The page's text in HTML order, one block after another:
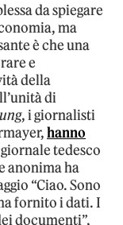
da spiegare
ma
è che una
e
della
di
, i giornalisti
hanno
tedesco
anonima ha
“Ciao. Sono
fornito i dati. I
documenti”,